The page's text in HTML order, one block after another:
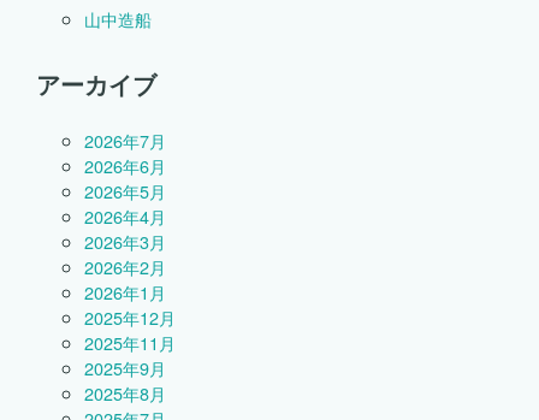
山中造船
アーカイブ
2026年7月
2026年6月
2026年5月
2026年4月
2026年3月
2026年2月
2026年1月
2025年12月
2025年11月
2025年9月
2025年8月